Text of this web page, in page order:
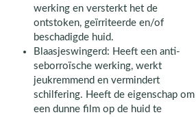
werking en versterkt het de
ontstoken, geïrriteerde en/of
beschadigde huid.
Blaasjeswingerd: Heeft een anti-
seborroïsche werking, werkt
jeukremmend en vermindert
schilfering. Heeft de eigenschap om
een dunne film op de huid te